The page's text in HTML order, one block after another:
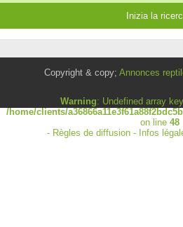
Copyright & copy;Annonces
Warning: Undefined array
/home/clients/
on line48
- Règles de diffusion- Infos